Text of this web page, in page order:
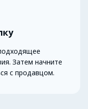
Затем начните
с продавцом.